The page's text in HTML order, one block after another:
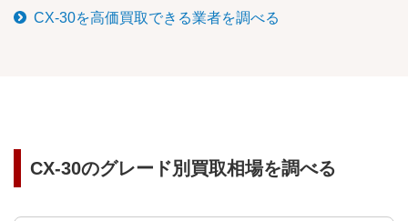
CX-30を高価買取できる業者を調べる
CX-30のグレード別買取相場を調べる